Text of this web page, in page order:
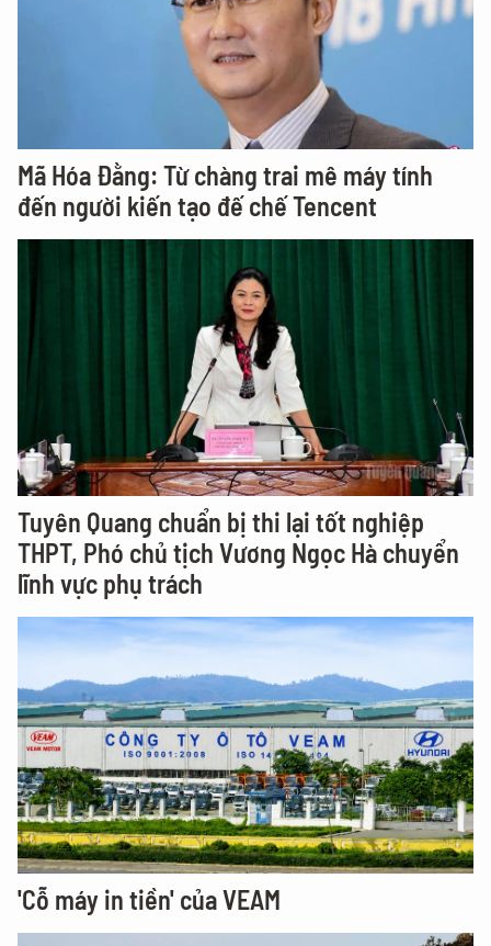
Mã Hóa Đằng: Từ chàng trai mê máy tính
đến người kiến tạo đế chế Tencent
Tuyên Quang chuẩn bị thi lại tốt nghiệp
THPT, Phó chủ tịch Vương Ngọc Hà chuyển
lĩnh vực phụ trách
'Cỗ máy in tiền' của VEAM